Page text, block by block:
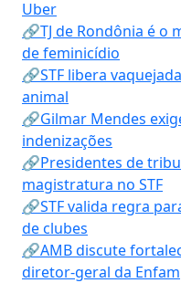
Uber
🔗TJ de Rondônia é o
de feminicídio
🔗STF libera
animal
🔗Gilmar Mendes
indenizações
🔗Presidentes de
magistratura no STF
🔗STF valida regra
de clubes
🔗AMB discute
diretor-geral da Enfam